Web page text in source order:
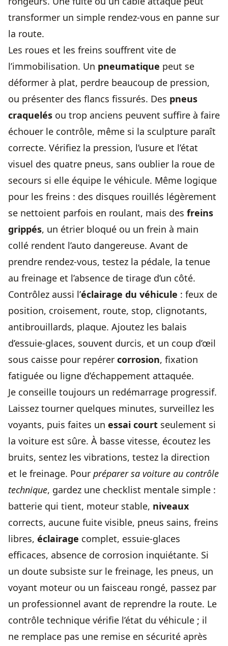
transformer un simple rendez-vous en panne sur
la route.
Les roues et les freins souffrent vite de
l’immobilisation. Un pneumatique peut se
déformer à plat, perdre beaucoup de pression,
ou présenter des flancs fissurés. Des pneus
craquelés ou trop anciens peuvent suffire à faire
échouer le contrôle, même si la sculpture paraît
correcte. Vérifiez la pression, l’usure et l’état
visuel des quatre pneus, sans oublier la roue de
secours si elle équipe le véhicule. Même logique
pour les freins : des disques rouillés légèrement
se nettoient parfois en roulant, mais des freins
grippés, un étrier bloqué ou un frein à main
collé rendent l’auto dangereuse. Avant de
prendre rendez-vous, testez la pédale, la tenue
au freinage et l’absence de tirage d’un côté.
Contrôlez aussi l’éclairage du véhicule : feux de
position, croisement, route, stop, clignotants,
antibrouillards, plaque. Ajoutez les balais
d’essuie-glaces, souvent durcis, et un coup d’œil
sous caisse pour repérer corrosion, fixation
fatiguée ou ligne d’échappement attaquée.
Je conseille toujours un redémarrage progressif.
Laissez tourner quelques minutes, surveillez les
voyants, puis faites un essai court seulement si
la voiture est sûre. À basse vitesse, écoutez les
bruits, sentez les vibrations, testez la direction
et le freinage. Pour préparer sa voiture au contrôle
technique, gardez une checklist mentale simple :
batterie qui tient, moteur stable, niveaux
corrects, aucune fuite visible, pneus sains, freins
libres, éclairage complet, essuie-glaces
efficaces, absence de corrosion inquiétante. Si
un doute subsiste sur le freinage, les pneus, un
voyant moteur ou un faisceau rongé, passez par
un professionnel avant de reprendre la route. Le
contrôle technique vérifie l’état du véhicule ; il
ne remplace pas une remise en sécurité après